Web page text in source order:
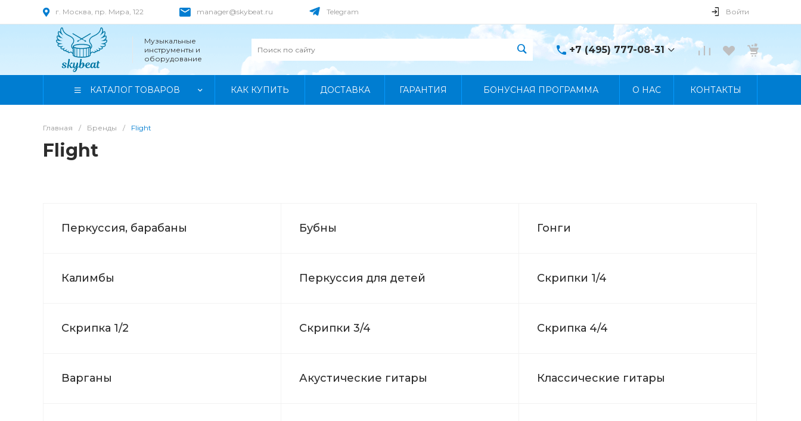
г. Москва, пр. Мира, 122 manager@skybeat.ru Telegram Войти
Музыкальные
инструменты и
оборудование
+7 (495) 777-08-31
+7 (495) 777-08-31
КАТАЛОГ ТОВАРОВ КАК КУПИТЬ ДОСТАВКА ГАРАНТИЯ БОНУСНАЯ ПРОГРАММА О НАС КОНТАКТЫ
Главная / Бренды / Flight
Flight
Перкуссия, барабаны Бубны Гонги
Калимбы Перкуссия для детей Скрипки 1/4
Скрипка 1/2 Скрипки 3/4 Скрипка 4/4
Варганы Акустические гитары Классические гитары